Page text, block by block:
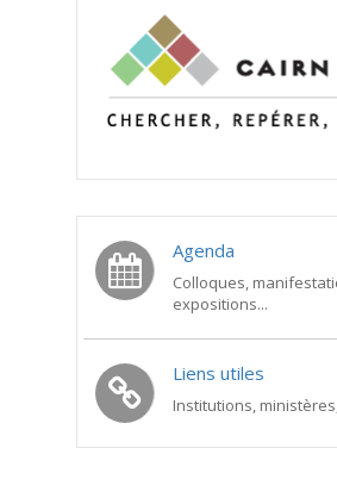
Agenda
Colloques,
expositions...
Liens utiles
Institutions,